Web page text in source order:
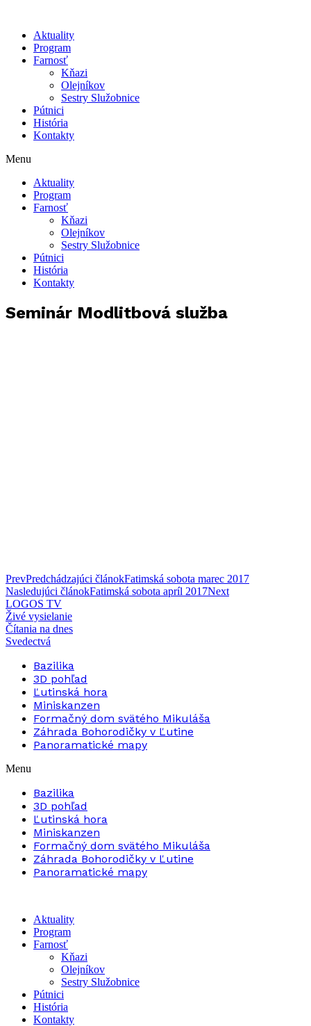
Aktuality
Program
Farnosť
Kňazi
Olejníkov
Sestry Služobnice
Pútnici
História
Kontakty
Menu
Aktuality
Program
Farnosť
Kňazi
Olejníkov
Sestry Služobnice
Pútnici
História
Kontakty
Seminár Modlitbová služba
PrevPredchádzajúci článokFatimská sobota marec 2017
Nasledujúci článokFatimská sobota apríl 2017Next
LOGOS TV
Živé vysielanie
Čítania na dnes
Svedectvá
Bazilika
3D pohľad
Ľutinská hora
Miniskanzen
Formačný dom svätého Mikuláša
Záhrada Bohorodičky v Ľutine
Panoramatické mapy
Menu
Bazilika
3D pohľad
Ľutinská hora
Miniskanzen
Formačný dom svätého Mikuláša
Záhrada Bohorodičky v Ľutine
Panoramatické mapy
Aktuality
Program
Farnosť
Kňazi
Olejníkov
Sestry Služobnice
Pútnici
História
Kontakty